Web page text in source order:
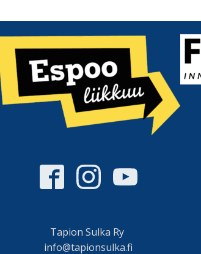
Tapion Sulka Ry
info@tapionsulka.fi